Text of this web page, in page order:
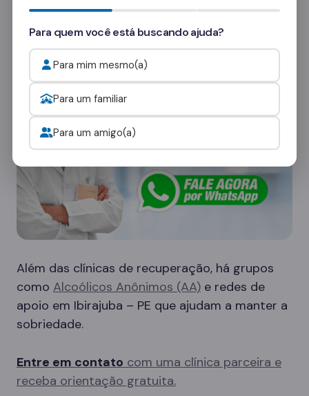
Onde procurar ajuda para o alcoolismo?
Além das clínicas de recuperação, há grupos
como Alcoólicos Anônimos (AA) e redes de
apoio em Ibirajuba – PE que ajudam a manter a
sobriedade.
Entre em contato com uma clínica parceira e
receba orientação gratuita.
Para quem você está buscando ajuda?
Para mim mesmo(a)
Para um familiar
Para um amigo(a)